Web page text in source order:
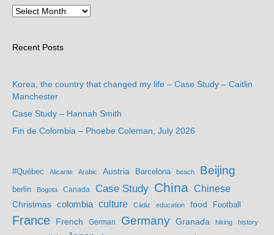
Recent Posts
Korea, the country that changed my life – Case Study – Caitlin
Manchester
Case Study – Hannah Smith
Fin de Colombia – Phoebe Coleman, July 2026
#Québec Alicante Arabic Austria Barcelona beach Beijing
berlin Bogota Canada Case Study China Chinese
Christmas colombia culture Cádiz education food Football
France French German Germany Granada hiking history